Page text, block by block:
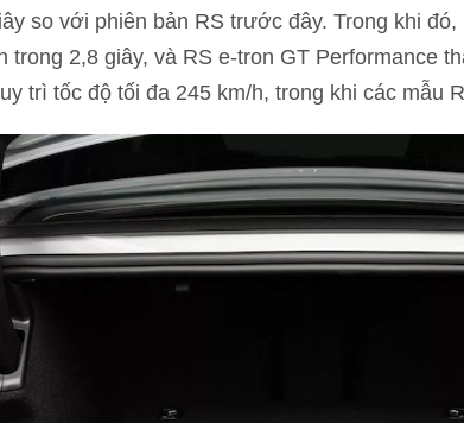
so với phiên bản RS trước đây. Trong khi
trong 2,8 giây, và RS e-tron GT Performance
trì tốc độ tối đa 245 km/h, trong khi các mẫu